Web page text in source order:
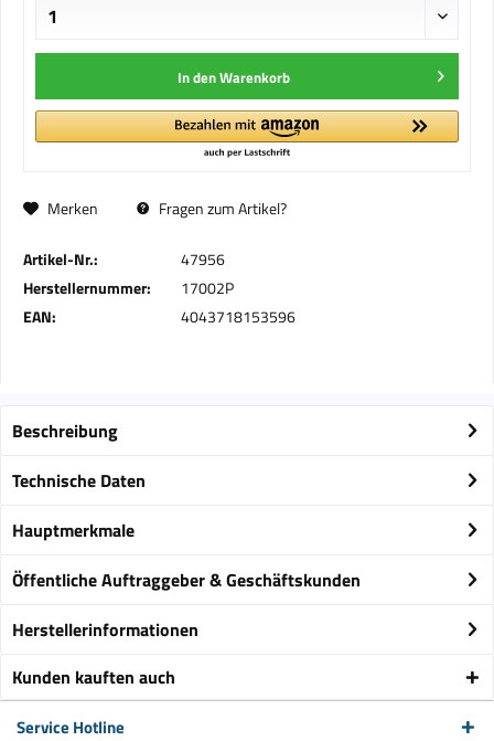
In denWarenkorb
Merken Fragen zum Artikel?
Artikel-Nr.:
47956
Herstellernummer:
17002P
EAN:
4043718153596
Beschreibung
Technische Daten
Hauptmerkmale
Öffentliche Auftraggeber & Geschäftskunden
Herstellerinformationen
Kunden kauften auch
Service Hotline